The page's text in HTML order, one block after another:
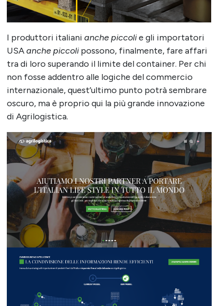
I produttori italiani anche piccolie gli importatori
USAanche piccolipossono, finalmente, fare affari
tra di loro superando il limite del container. Per chi
non fosse addentro alle logiche del commercio
internazionale, quest’ultimo punto potrà sembrare
oscuro, ma è proprio qui la più grande innovazione
di Agrilogistica.